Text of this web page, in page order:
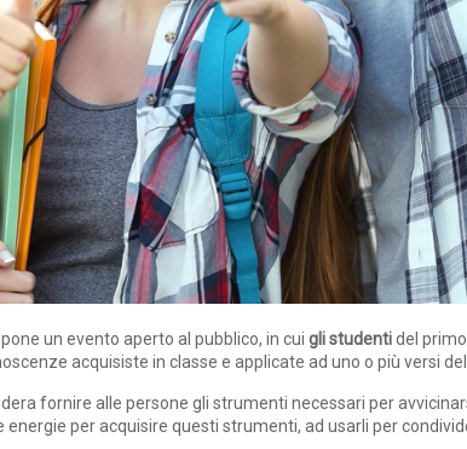
un evento aperto al pubblico, in cui gli studentidel
acquisiste in classe e applicate ad uno o più versi
fornire alle persone gli strumenti necessari per
per acquisire questi strumenti, ad usarli per